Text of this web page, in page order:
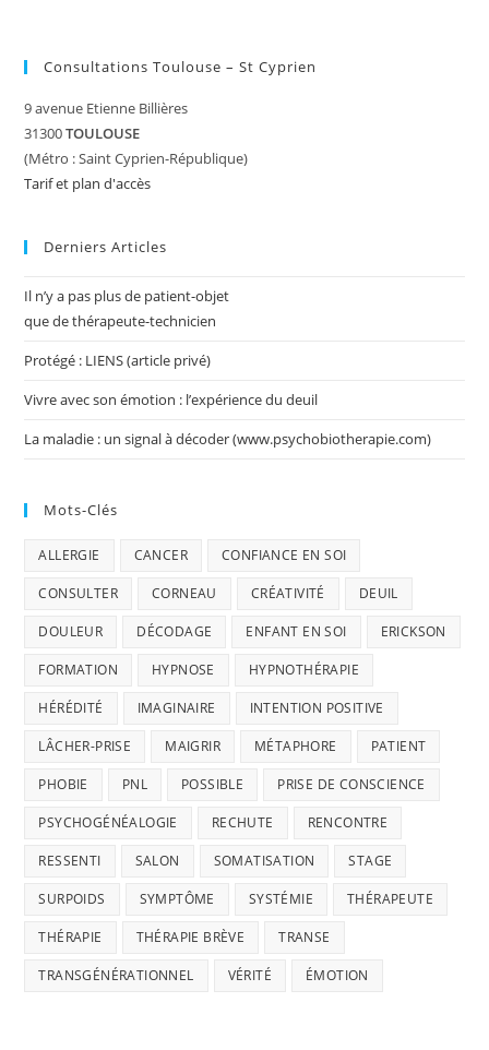
Consultations Toulouse – St Cyprien
9 avenue Etienne Billières
31300TOULOUSE
(Métro : Saint Cyprien-République)
Tarif et plan d'accès
Derniers Articles
Il n’y a pas plus de patient-objet
que de thérapeute-technicien
Protégé : LIENS (article privé)
Vivre avec son émotion : l’expérience du deuil
La maladie : un signal à décoder (www.psychobiotherapie.com)
Mots-Clés
ALLERGIE CANCER CONFIANCE EN SOI
CONSULTER CORNEAU CRÉATIVITÉ DEUIL
DOULEUR DÉCODAGE ENFANT EN SOI ERICKSON
FORMATION HYPNOSE HYPNOTHÉRAPIE
HÉRÉDITÉ IMAGINAIRE INTENTION POSITIVE
LÂCHER-PRISE MAIGRIR MÉTAPHORE PATIENT
PHOBIE PNL POSSIBLE PRISE DE CONSCIENCE
PSYCHOGÉNÉALOGIE RECHUTE RENCONTRE
RESSENTI SALON SOMATISATION STAGE
SURPOIDS SYMPTÔME SYSTÉMIE THÉRAPEUTE
THÉRAPIE THÉRAPIE BRÈVE TRANSE
TRANSGÉNÉRATIONNEL VÉRITÉ ÉMOTION